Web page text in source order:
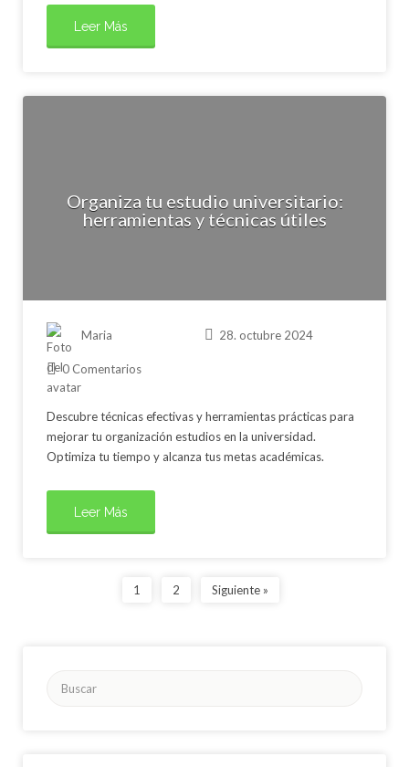
Leer Más
Organiza tu estudio universitario:
herramientas y técnicas útiles
Maria 28. octubre 2024
0 Comentarios
Descubre técnicas efectivas y herramientas prácticas para
mejorar tu organización estudios en la universidad.
Optimiza tu tiempo y alcanza tus metas académicas.
Leer Más
1 2 Siguiente »